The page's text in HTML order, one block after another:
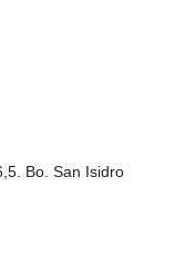
Bo. San Isidro